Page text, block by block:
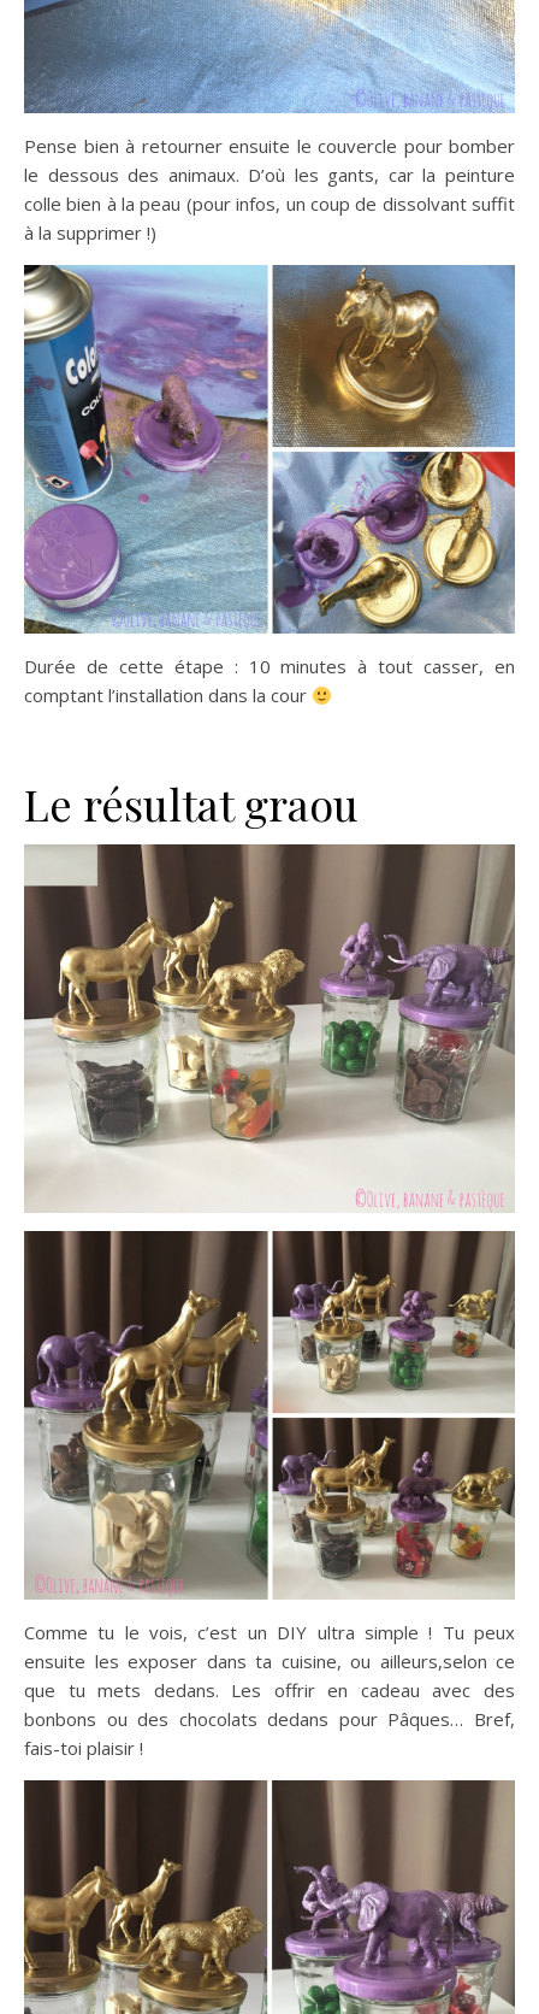
Pense bien à retourner ensuite le couvercle pour bomber
le dessous des animaux. D’où les gants, car la peinture
colle bien à la peau (pour infos, un coup de dissolvant suffit
à la supprimer !)
Durée de cette étape : 10 minutes à tout casser, en
comptant l’installation dans la cour
Le résultat graou
Comme tu le vois, c’est un DIY ultra simple ! Tu peux
ensuite les exposer dans ta cuisine, ou ailleurs,selon ce
que tu mets dedans. Les offrir en cadeau avec des
bonbons ou des chocolats dedans pour Pâques… Bref,
fais-toi plaisir !